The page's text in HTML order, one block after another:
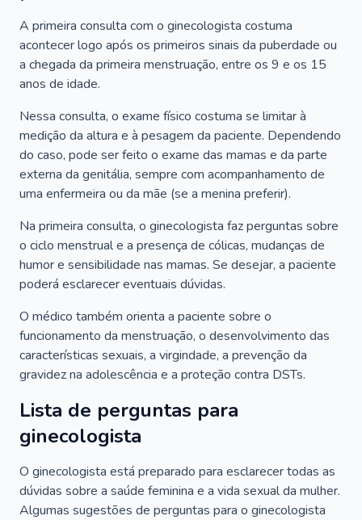
A primeira consulta com o ginecologista costuma
acontecer logo após os primeiros sinais da puberdade ou
a chegada da primeira menstruação, entre os 9 e os 15
anos de idade.
Nessa consulta, o exame físico costuma se limitar à
medição da altura e à pesagem da paciente. Dependendo
do caso, pode ser feito o exame das mamas e da parte
externa da genitália, sempre com acompanhamento de
uma enfermeira ou da mãe (se a menina preferir).
Na primeira consulta, o ginecologista faz perguntas sobre
o ciclo menstrual e a presença de cólicas, mudanças de
humor e sensibilidade nas mamas. Se desejar, a paciente
poderá esclarecer eventuais dúvidas.
O médico também orienta a paciente sobre o
funcionamento da menstruação, o desenvolvimento das
características sexuais, a virgindade, a prevenção da
gravidez na adolescência e a proteção contra DSTs.
Lista de perguntas para
ginecologista
O ginecologista está preparado para esclarecer todas as
dúvidas sobre a saúde feminina e a vida sexual da mulher.
Algumas sugestões de perguntas para o ginecologista